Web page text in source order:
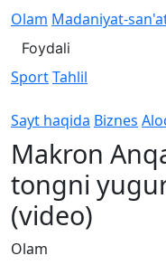
Olam Madaniyat-
Foydali
SportTahlil
Sayt haqida Biznes
Makron
tongni
(video)
Olam